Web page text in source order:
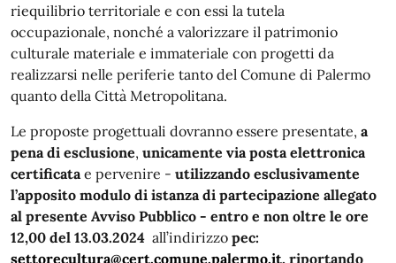
riequilibrio territoriale e con essi la tutela
occupazionale, nonché a valorizzare il patrimonio
culturale materiale e immateriale con progetti da
realizzarsi nelle periferie tanto del Comune di Palermo
quanto della Città Metropolitana.
Le proposte progettuali dovranno essere presentate, a
pena di esclusione, unicamente via posta elettronica
certificatae pervenire - utilizzando esclusivamente
l’apposito modulo di istanza di partecipazione allegato
al presente Avviso Pubblico - entro e non oltre le ore
12,00 del 13.03.2024 all’indirizzo pec:
settorecultura@cert.comune.palermo.it, riportando